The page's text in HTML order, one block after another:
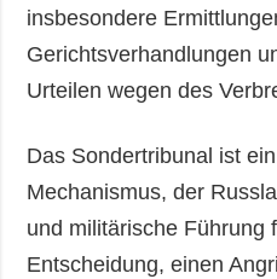
insbesondere
Gerichtsverhandlungen
Urteilen wegen des
Das Sondertribunal ist
Mechanismus, der
und militärische Führung
Entscheidung, einen